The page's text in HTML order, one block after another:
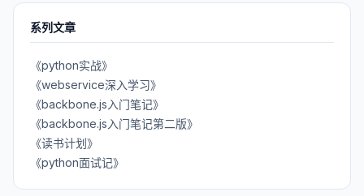
系列文章
《python实战》
《webservice深入学习》
《backbone.js入门笔记》
《backbone.js入门笔记第二版》
《读书计划》
《python面试记》